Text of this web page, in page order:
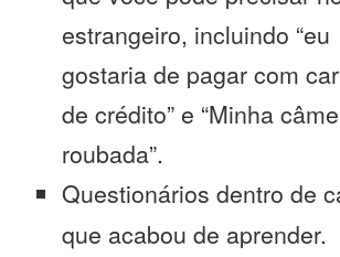
estrangeiro, incluindo “eu
gostaria de pagar com
de crédito” e “Minha
roubada”.
Questionários dentro de
que acabou de aprender.